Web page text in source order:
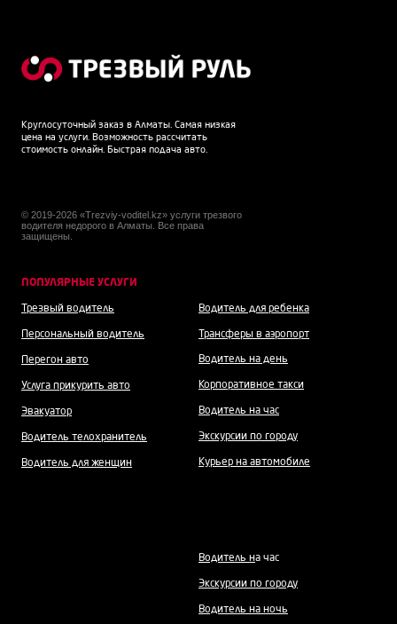
Круглосуточный заказ в Алматы. Самая низкая
цена на услуги. Возможность рассчитать
стоимость онлайн. Быстрая подача авто.
© 2019-2026 «Trezviy-voditel.kz» услуги трезвого
водителя недорого в Алматы. Все права
защищены.
ПОПУЛЯРНЫЕ УСЛУГИ
Трезвый водитель
Персональный водитель
Перегон авто
Услуга прикурить авто
Эвакуатор
Водитель телохранитель
Водитель для женщин
Водитель для ребенка
Трансферы в аэропорт
Водитель на день
Корпоративное такси
Водитель на час
Экскурсии по городу
Курьер на автомобиле
Водитель на час
Экскурсии по городу
Водитель на ночь